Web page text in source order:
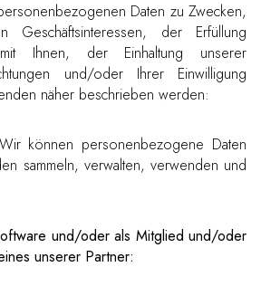
Daten zu Zwecken,
Geschäftsinteressen, der Erfüllung
Ihnen, der Einhaltung unserer
und/oder Ihrer Einwilligung
näher beschrieben werden:
Wir können personenbezogene Daten
sammeln, verwalten, verwenden und
und/oder als Mitglied und/oder
unserer Partner: